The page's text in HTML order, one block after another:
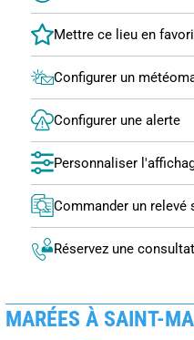
Configurer un
Configurer une alerte
Personnaliser
Commander un relevé
Réservez une
MARÉES À SAINT-